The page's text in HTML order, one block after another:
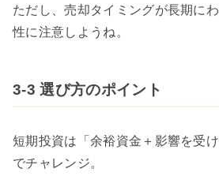
ただし、売却タイミングが長期に
性に注意しようね。
3-3 選び方のポイント
短期投資は「余裕資金＋影響を受
でチャレンジ。